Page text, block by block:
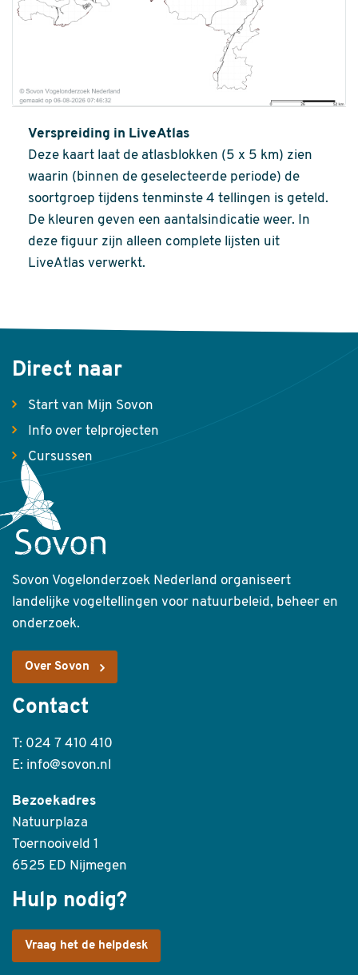
Verspreiding in LiveAtlas
Deze kaart laat de atlasblokken (5 x 5 km) zien
waarin (binnen de geselecteerde periode) de
soortgroep tijdens tenminste 4 tellingen is geteld.
De kleuren geven een aantalsindicatie weer. In
deze figuur zijn alleen complete lijsten uit
LiveAtlas verwerkt.
Direct naar
Start van Mijn Sovon
Info over telprojecten
Cursussen
Sovon Vogelonderzoek Nederland organiseert
landelijke vogeltellingen voor natuurbeleid, beheer en
onderzoek.
Over Sovon
Contact
T: 024 7 410 410
E: info@sovon.nl
Bezoekadres
Natuurplaza
Toernooiveld 1
6525 ED Nijmegen
Hulp nodig?
Vraag het de helpdesk